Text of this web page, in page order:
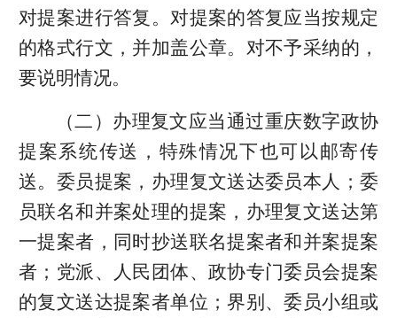
对提案进行答复。对提案的答复应当按规定
的格式行文，并加盖公章。对不予采纳的，
要说明情况。
（二）办理复文应当通过重庆数字政协
提案系统传送，特殊情况下也可以邮寄传
送。委员提案，办理复文送达委员本人；委
员联名和并案处理的提案，办理复文送达第
一提案者，同时抄送联名提案者和并案提案
者；党派、人民团体、政协专门委员会提案
的复文送达提案者单位；界别、委员小组或